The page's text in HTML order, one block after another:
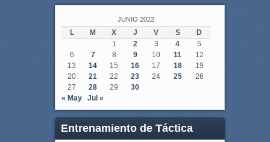
JUNIO 2022
L M X J V S
D
1
2 3 4
5
6
7 8 9 10 11
12
13
14 15 16 17 18
19
20
21 22 23 24 25
26
27
28 29
30
« May
Jul »
Entrenamiento de Táctica